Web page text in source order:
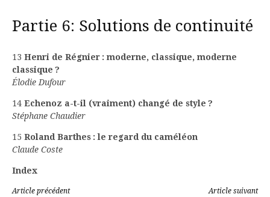
Partie 6: Solutions de continuité
13 Henri de Régnier : moderne, classique, moderne
classique ?
Élodie Dufour
14 Echenoz a-t-il (vraiment) changé de style ?
Stéphane Chaudier
15 Roland Barthes : le regard du caméléon
Claude Coste
Index
Article précédent Article suivant